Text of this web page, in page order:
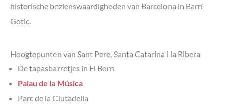
historische bezienswaardigheden van Barcelona in Barrí
Gotic.
Hoogtepunten van Sant Pere, Santa Catarina i la Ribera
De tapasbarretjes in El Born
Palau de la Música
Parc de la Ciutadella